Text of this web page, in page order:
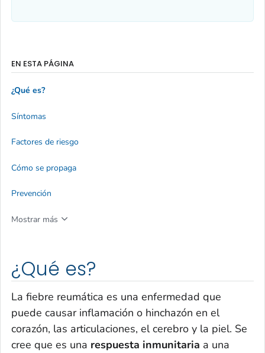
¿Qué es?
La fiebre reumática es una enfermedad que
puede causar inflamación o hinchazón en el
corazón, las articulaciones, el cerebro y la piel. Se
cree que es una respuesta inmunitaria a una
EN ESTA PÁGINA
¿Qué es?
Síntomas
Factores de riesgo
Cómo se propaga
Prevención
Mostrar más